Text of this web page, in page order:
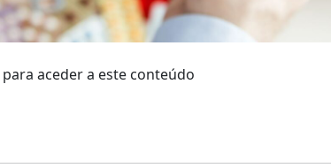
para aceder a este conteúdo